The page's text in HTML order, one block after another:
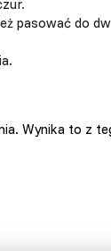
pasować do
Wynika to z